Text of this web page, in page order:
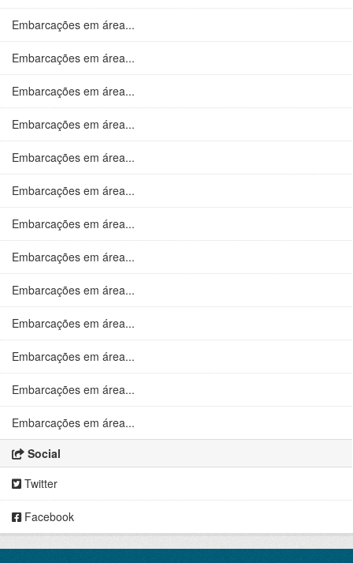
Embarcações em área...
Embarcações em área...
Embarcações em área...
Embarcações em área...
Embarcações em área...
Embarcações em área...
Embarcações em área...
Embarcações em área...
Embarcações em área...
Embarcações em área...
Embarcações em área...
Embarcações em área...
Embarcações em área...
Social
Twitter
Facebook